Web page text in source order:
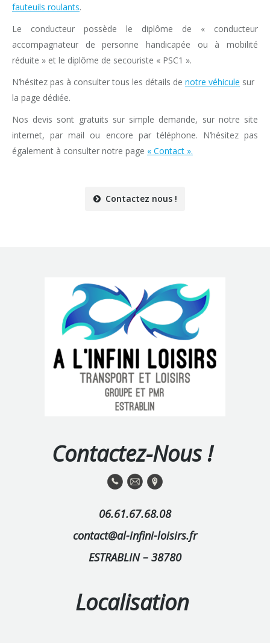
fauteuils roulants.
Le conducteur possède le diplôme de « conducteur
accompagnateur de personne handicapée ou à mobilité
réduite » et le diplôme de secouriste « PSC1 ».
N’hésitez pas à consulter tous les détails de notre véhicule sur
la page dédiée.
Nos devis sont gratuits sur simple demande, sur notre site
internet, par mail ou encore par téléphone. N’hésitez pas
également à consulter notre page « Contact ».
Contactez nous !
Contactez-Nous !
06.61.67.68.08
contact@al-infini-loisirs.fr
ESTRABLIN – 38780
Localisation